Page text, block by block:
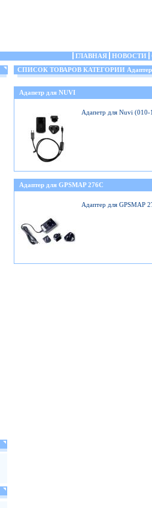
ГЛАВНАЯ НОВОСТИ
СПИСОК ТОВАРОВ КАТЕГОРИИ
Адапетр для NUVI
Адапетр для Nuvi
Адаптер для GPSMAP 276C
Адаптер для GPSMAP